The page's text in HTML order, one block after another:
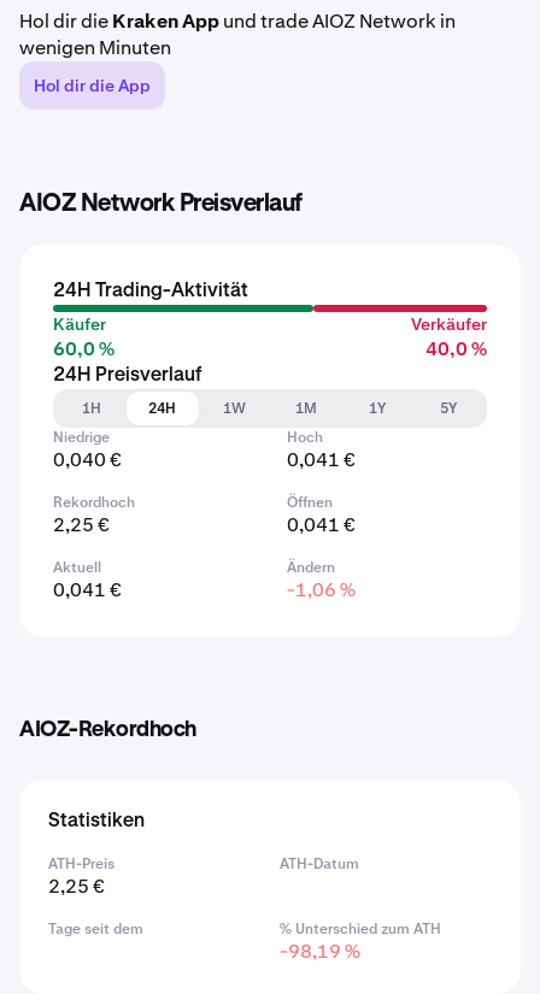
Hol dir dieKraken Appund trade AIOZ Network in
wenigen Minuten
Hol dir die App
AIOZ Network Preisverlauf
24H Trading-Aktivität
Käufer
60,0 %
Verkäufer
40,0 %
24H Preisverlauf
1H
24H 1W 1M 1Y
5Y
Niedrige
0,040 €
Hoch
0,041 €
Rekordhoch
2,25 €
Öffnen
0,041 €
Aktuell
0,041 €
Ändern
-1,06 %
AIOZ-Rekordhoch
Statistiken
ATH-Preis
2,25 €
ATH-Datum
Tage seit dem % Unterschied zum ATH
-98,19 %